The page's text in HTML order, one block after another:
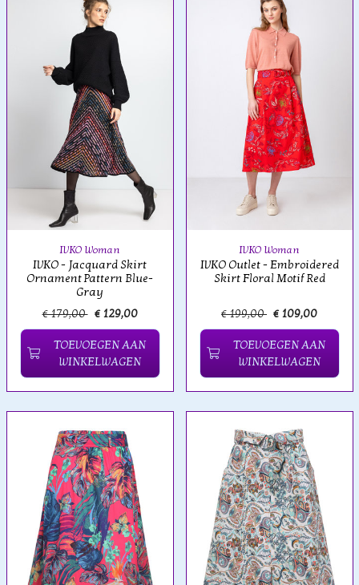
IVKO Woman
IVKO - Jacquard Skirt
Ornament Pattern Blue-
Gray
€ 179,00 € 129,00
TOEVOEGEN AAN
WINKELWAGEN
IVKO Woman
IVKO Outlet - Embroidered
Skirt Floral Motif Red
€ 199,00 € 109,00
TOEVOEGEN AAN
WINKELWAGEN